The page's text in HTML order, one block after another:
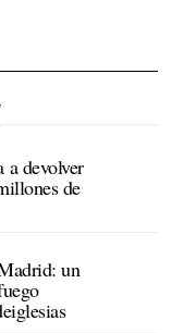
a devolver
de
un